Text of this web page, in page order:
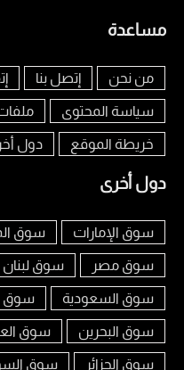
مساعدة
من نحن إتصل بنا
سياسة المحتوى
خريطة الموقع دول
دول أخرى
سوق الإمارات سوق
سوق مصر سوق لبنان
سوق السعودية سوق
سوق البحرين سوق
سوق الجزائر سوق